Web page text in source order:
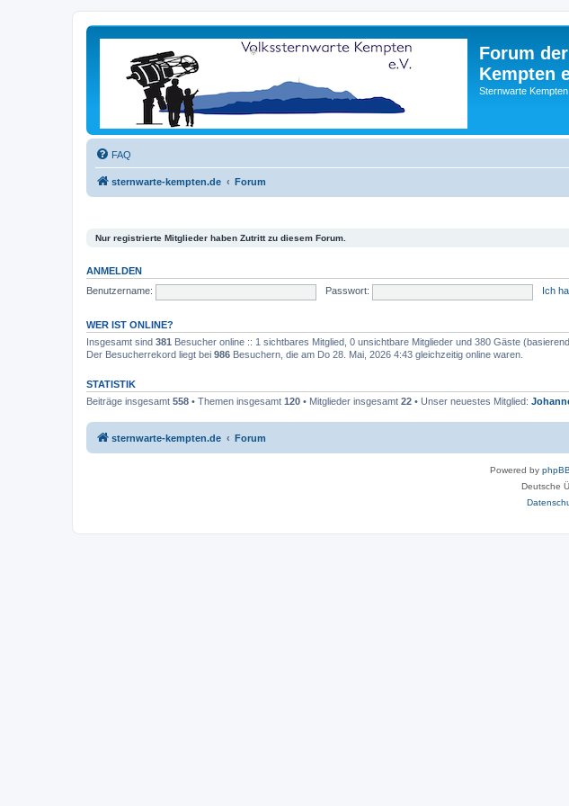
Forum
Kempten
Sternwarte Kempten
FAQ
sternwarte-kempten.de Forum
Nur registrierte Mitglieder haben Zutritt zu diesem Forum.
ANMELDEN
Benutzername:
Passwort: Ich
WER IST ONLINE?
Insgesamt sind 381 Besucher online :: 1 sichtbares Mitglied, 0 unsichtbare Mitglieder und 380 Gäste
Der Besucherrekord liegt bei 986 Besuchern, die am Do 28. Mai, 2026 4:43 gleichzeitig online waren.
STATISTIK
Beiträge insgesamt 558 • Themen insgesamt 120 • Mitglieder insgesamt 22 • Unser neuestes Mitglied:
sternwarte-kempten.de Forum
Powered by phpBB
Deutsche